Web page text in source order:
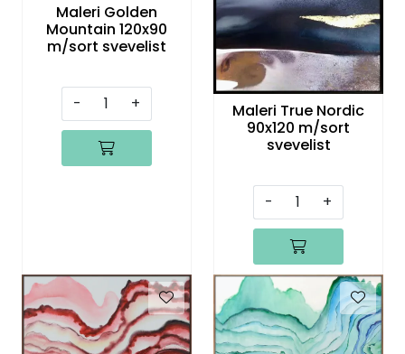
Maleri Golden
Mountain 120x90
m/sort svevelist
- +
Maleri True Nordic
90x120 m/sort
svevelist
- +
Trykk av bilder/skilt og innramming